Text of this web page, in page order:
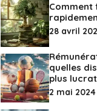
28 avril
quelles
plus
2 mai 2024